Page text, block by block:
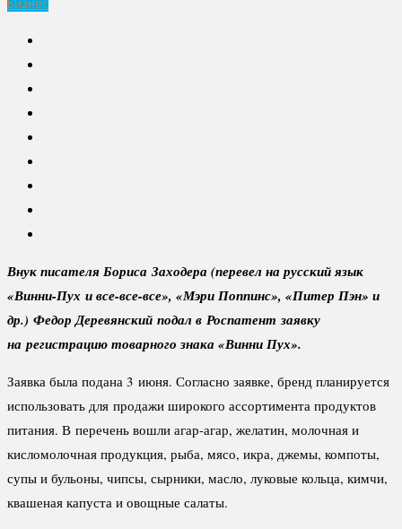
Внук писателя Бориса Заходера (перевел на русский язык
«Винни-Пух и все-все-все», «Мэри Поппинс», «Питер Пэн» и
др.) Федор Деревянский подал в Роспатент заявку
на регистрацию товарного знака «Винни Пух».
Заявка была подана 3 июня. Согласно заявке, бренд планируется
использовать для продажи широкого ассортимента продуктов
питания. В перечень вошли агар-агар, желатин, молочная и
кисломолочная продукция, рыба, мясо, икра, джемы, компоты,
супы и бульоны, чипсы, сырники, масло, луковые кольца, кимчи,
квашеная капуста и овощные салаты.